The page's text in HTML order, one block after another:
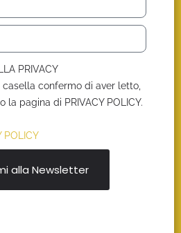
PRIVACY
confermo di aver letto,
pagina di PRIVACY POLICY.
POLICY
alla Newsletter